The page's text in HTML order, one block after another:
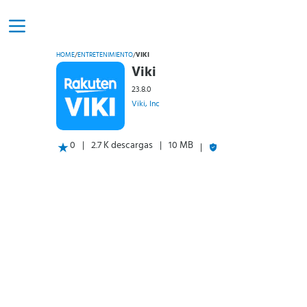
HOME/ENTRETENIMIENTO/VIKI
Viki
23.8.0
Viki, Inc
0 2.7 K descargas 10 MB